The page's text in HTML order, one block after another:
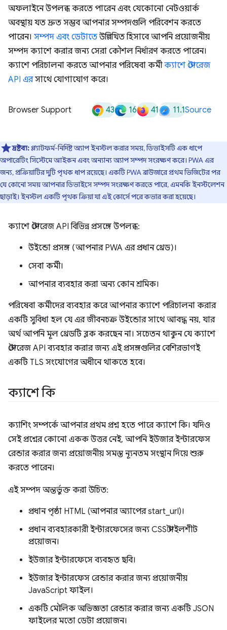
অফলাইনে উপলব্ধ করতে পারেন এবং যেকোনো নেটওয়ার্ক
অবস্থায় যত দ্রুত সম্ভব আপনার সম্পদগুলি পরিবেশন করতে
পারেন। সম্পদ এবং ডেটাতেউল্লিখিত হিসাবে আপনি প্রয়োজনীয়
সম্পদ ক্যাশে করার জন্য সেরা কৌশল নির্ধারণ করতে পারেন।
ক্যাশে পরিচালনা করতে আপনার পরিষেবা কর্মীক্যাশে স্টোরেজ
API এরসাথে যোগাযোগ করে।
Browser Support 43 16 41 11.1Source
দ্রষ্টব্য:প্ল্যাটফর্ম-নির্দিষ্ট অ্যাপ ইনস্টল করার সময়, ডিভাইসটি এক ধাপে
অপারেটিং সিস্টেমে আইকন এবং অন্যান্য অ্যাপ সম্পদ সংরক্ষণ করে। PWA এর
জন্য, প্রক্রিয়াটির দুটি পৃথক ধাপ রয়েছে। একটি PWA ব্রাউজারে প্রথম ভিজিটের পর
যে কোনো সময় আপনার ডিভাইসে সম্পদ সংরক্ষণ করতে পারে, এমনকি ইনস্টলেশন
ছাড়াই। ইনস্টল একটি পৃথক ক্রিয়া যা এই কোর্সে পরে কভার করা হয়েছে।
ক্যাশে স্টোরেজ API বিভিন্ন প্রসঙ্গে উপলব্ধ:
উইন্ডো প্রসঙ্গ (আপনার PWA এর প্রধান থ্রেড)।
সেবা কর্মী।
আপনার ব্যবহার করা অন্য কোন শ্রমিক।
পরিষেবা কর্মীদের ব্যবহার করে আপনার ক্যাশে পরিচালনা করার
একটি সুবিধা হল যে এর জীবনচক্র উইন্ডোর সাথে আবদ্ধ নয়, যার
অর্থ আপনি মূল থ্রেডটি ব্লক করছেন না। সচেতন থাকুন যে ক্যাশে
স্টোরেজ API ব্যবহার করার জন্য এই প্রসঙ্গগুলির বেশিরভাগই
একটি TLS সংযোগের অধীনে থাকতে হবে।
ক্যাশে কি
ক্যাশিং সম্পর্কে আপনার প্রথম প্রশ্ন হতে পারে ক্যাশে কি। যদিও
সেই প্রশ্নের কোনো একক উত্তর নেই, আপনি ইউজার ইন্টারফেস
রেন্ডার করার জন্য প্রয়োজনীয় সমস্ত ন্যূনতম সংস্থান দিয়ে শুরু
করতে পারেন।
এই সম্পদ অন্তর্ভুক্ত করা উচিত:
প্রধান পৃষ্ঠা HTML (আপনার অ্যাপের start_url)।
প্রধান ব্যবহারকারী ইন্টারফেসের জন্য CSS স্টাইলশীট
প্রয়োজন।
ইউজার ইন্টারফেসে ব্যবহৃত ছবি।
ইউজার ইন্টারফেস রেন্ডার করার জন্য প্রয়োজনীয়
JavaScript ফাইল।
একটি মৌলিক অভিজ্ঞতা রেন্ডার করার জন্য একটি JSON
ফাইলের মতো ডেটা প্রয়োজন।